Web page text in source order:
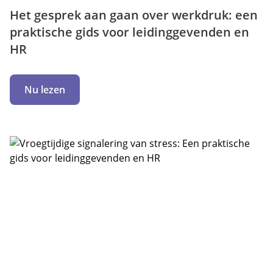
Het gesprek aan gaan over werkdruk: een
praktische gids voor leidinggevenden en
HR
Nu lezen